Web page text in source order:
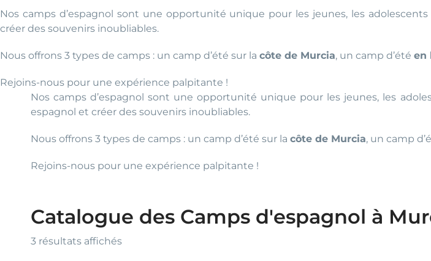
Nos camps d’espagnol sont une opportunité unique pour les jeunes, les
créer des souvenirs inoubliables.
Nous offrons 3 types de camps : un camp d’été sur la côte de Murcia, un camp d’été en
Rejoins-nous pour une expérience palpitante !
Nos camps d’espagnol sont une opportunité unique pour les jeunes, les
espagnol et créer des souvenirs inoubliables.
Nous offrons 3 types de camps : un camp d’été sur la côte de Murcia, un camp
Rejoins-nous pour une expérience palpitante !
Catalogue des Camps d'espagnol à
3 résultats affichés